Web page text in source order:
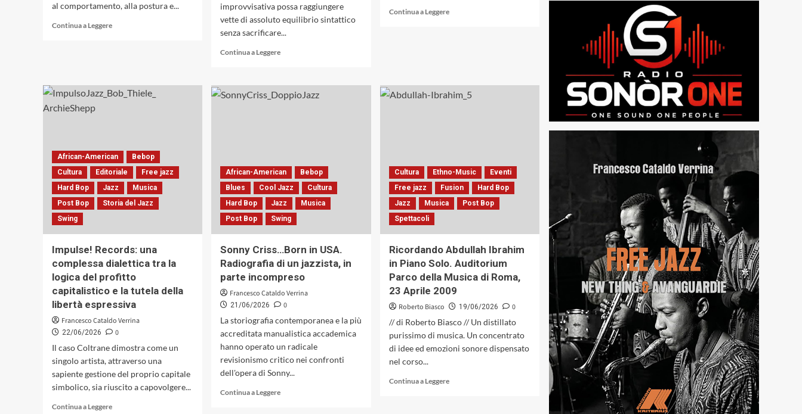
al comportamento, alla postura e...
Continua a LeggereLeggi
il
pubblico,
Keith
Jarrett
e
il
scaturito
da
una
davisiana
improvvisativa possa raggiungere
vette di assoluto equilibrio sintattico
senza sacrificare...
Continua a LeggereLeggi
su
La
il
silenzio
plastico
in
«Infant
Gigi
Sella
&
Paolo
Records,
2026)
Continua a LeggereLeggi
Jazz:
come
nessuno
ve
li
raccontati
prima
African-American
Bebop
Cultura
Editoriale
Free jazz
Hard Bop
Jazz
Musica
Post Bop
Storia del Jazz
Swing
Impulse! Records: una
complessa dialettica tra la
logica del profitto
capitalistico e la tutela della
libertà espressiva
Francesco Cataldo Verrina
22/06/2026
0
Il caso Coltrane dimostra come un
singolo artista, attraverso una
sapiente gestione del proprio capitale
simbolico, sia riuscito a capovolgere...
Continua a LeggereLeggi
African-American
Bebop
Blues
Cool Jazz
Cultura
Hard Bop
Jazz
Musica
Post Bop
Swing
Sonny Criss…Born in USA.
Radiografia di un jazzista, in
parte incompreso
Francesco Cataldo Verrina
21/06/2026
0
La storiografia contemporanea e la più
accreditata manualistica accademica
hanno operato un radicale
revisionismo critico nei confronti
dell'opera di Sonny...
Continua a LeggereLeggi
Cultura Ethno-Music
Eventi
Free jazz
Fusion
Hard Bop
Jazz
Musica
Post Bop
Spettacoli
Ricordando Abdullah Ibrahim
in Piano Solo. Auditorium
Parco della Musica di Roma,
23 Aprile 2009
Roberto Biasco 19/06/2026
0
// di Roberto Biasco // Un distillato
purissimo di musica. Un concentrato
di idee ed emozioni sonore dispensato
nel corso...
Continua a LeggereLeggi